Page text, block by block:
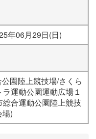
年06月29日(日)
園陸上競技場/さくら
運動公園運動広場１
総合運動公園陸上競技
場)